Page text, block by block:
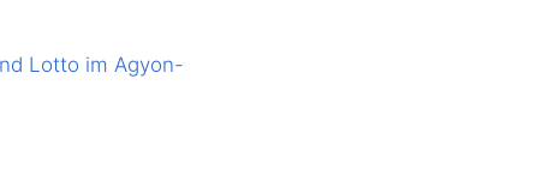
Lotto im Agyon-